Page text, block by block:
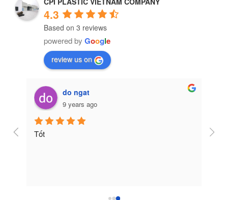
4.3
Based on 3 reviews
powered by Google
review us on
do ngat
9 years ago
Tốt